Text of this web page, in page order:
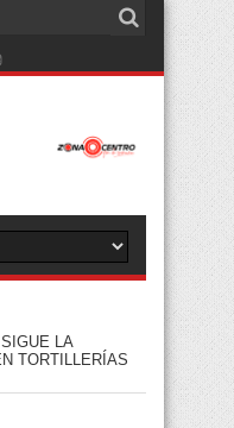
SIGUE LA
TORTILLERÍAS